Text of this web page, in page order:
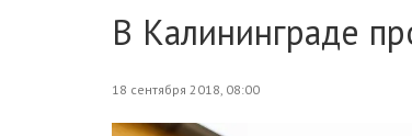
В Калининграде
18 сентября 2018, 08:00